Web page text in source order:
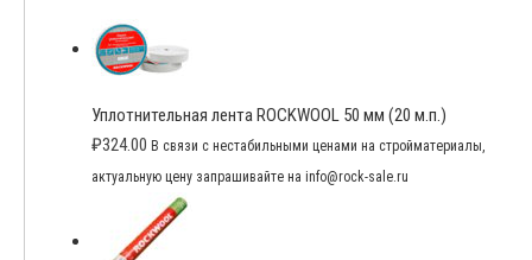
Уплотнительная лента ROCKWOOL 50 мм (20 м.п.)
₽324.00 В связи с нестабильными ценами на стройматериалы,
актуальную цену запрашивайте на info@rock-sale.ru